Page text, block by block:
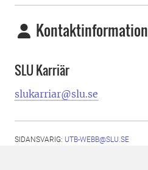
Kontaktinformation
SLU Karriär
slukarriar@slu.se
SIDANSVARIG: UTB-WEBB@SLU.SE